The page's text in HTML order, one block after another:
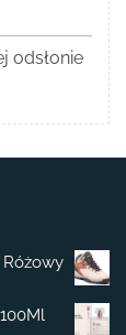
odsłonie